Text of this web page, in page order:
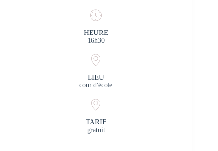
HEURE
16h30
LIEU
cour d'école
TARIF
gratuit